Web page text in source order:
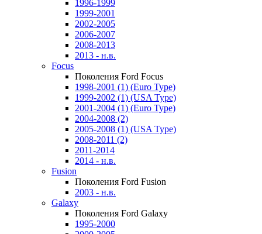
1996-1999
1999-2001
2002-2005
2006-2007
2008-2013
2013 - н.в.
Focus
Поколения Ford Focus
1998-2001 (1) (Euro Type)
1999-2002 (1) (USA Type)
2001-2004 (1) (Euro Type)
2004-2008 (2)
2005-2008 (1) (USA Type)
2008-2011 (2)
2011-2014
2014 - н.в.
Fusion
Поколения Ford Fusion
2003 - н.в.
Galaxy
Поколения Ford Galaxy
1995-2000